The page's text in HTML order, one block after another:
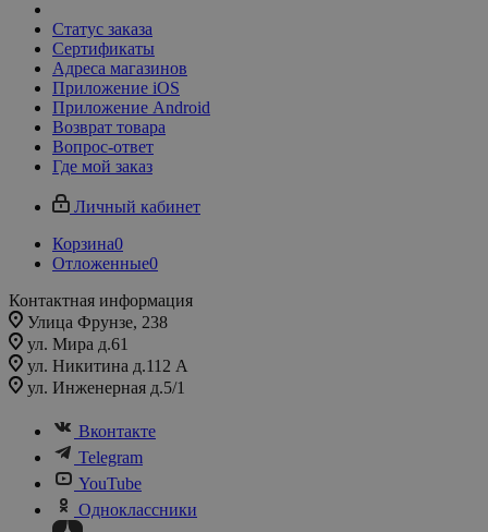
Статус заказа
Сертификаты
Адреса магазинов
Приложение iOS
Приложение Android
Возврат товара
Вопрос-ответ
Где мой заказ
Личный кабинет
Корзина0
Отложенные0
Контактная информация
Улица Фрунзе, 238​
ул. Мира д.61
ул. Никитина д.112 А
ул. Инженерная д.5/1
Вконтакте
Telegram
YouTube
Одноклассники